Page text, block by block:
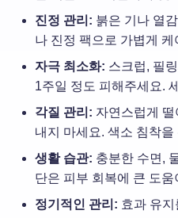
진정 관리: 붉은 기나 열
나 진정 팩으로 가볍게 케
자극 최소화: 스크럽, 필
1주일 정도 피해주세요.
각질 관리: 자연스럽게
내지 마세요. 색소 침착
생활 습관: 충분한 수면,
단은 피부 회복에 큰 도움
정기적인 관리: 효과 유